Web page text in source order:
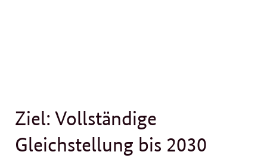
Ziel: Vollständige
Gleichstellung bis 2030